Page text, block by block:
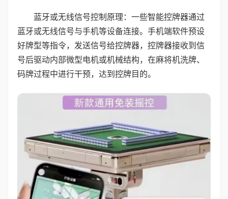
蓝牙或无线信号控制原理：一些智能控牌器通过
蓝牙或无线信号与手机等设备连接。手机端软件预设
好牌型等指令，发送信号给控牌器，控牌器接收到信
号后驱动内部微型电机或机械结构，在麻将机洗牌、
码牌过程中进行干预，达到控牌目的。